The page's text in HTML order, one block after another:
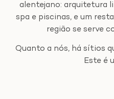
alentejano: arquitetura
spa e piscinas, e um
região se serve
Quanto a nós, há sítios
Este é